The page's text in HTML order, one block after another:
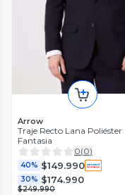
Arrow
Traje Recto Lana Poliéster
Fantasia
0(0)
40% $149.990
30% $174.990
$249.990